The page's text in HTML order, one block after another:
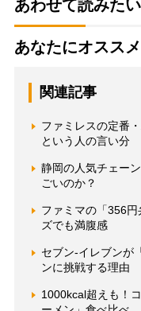
あわせて読みたい
あなたにオススメ
関連記事
ファミレスの定番
という人の言い分
静岡の人気チェー
ごいのか？
ファミマの「356
ズでも満腹感
セブン-イレブンが
ンに挑戦する理由
1000kcal超えも！